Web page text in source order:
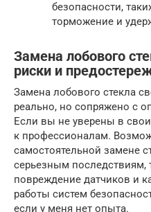
безопасности,
торможение и
Замена лобового
риски и
Замена лобового стекла
реально, но сопряжено с
Если вы не уверены в
к профессионалам.
самостоятельной замене
серьезным последствиям,
повреждение датчиков и
работы систем
если у меня нет опыта.